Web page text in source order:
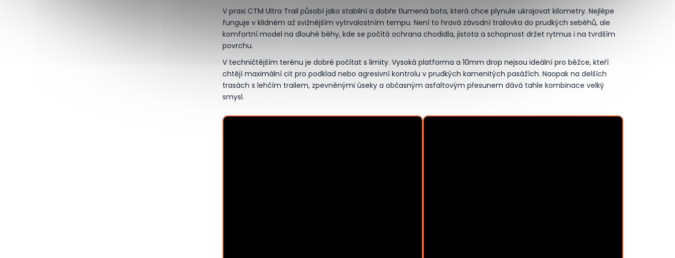
V praxi CTM Ultra Trail působí jako stabilní a dobře tlumená bota, která chce plynule ukrajovat kilometry. Nejlépe
funguje v klidném až svižnějším vytrvalostním tempu. Není to hravá závodní trailovka do prudkých seběhů, ale
komfortní model na dlouhé běhy, kde se počítá ochrana chodidla, jistota a schopnost držet rytmus i na tvrdším
povrchu.
V techničtějším terénu je dobré počítat s limity. Vysoká platforma a 10mm drop nejsou ideální pro běžce, kteří
chtějí maximální cit pro podklad nebo agresivní kontrolu v prudkých kamenitých pasážích. Naopak na delších
trasách s lehčím trailem, zpevněnými úseky a občasným asfaltovým přesunem dává tahle kombinace velký
smysl.